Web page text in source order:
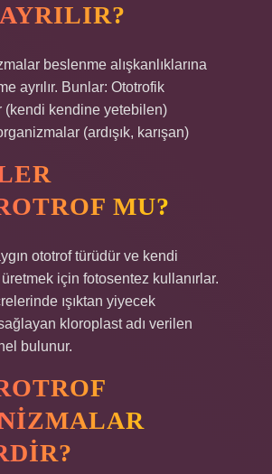
beslenme alışkanlıklarına
ayrılır. Bunlar: Ototrofik
(kendi kendine yetebilen)
(ardışık, karışan)
MU?
ototrof türüdür ve kendi
için fotosentez kullanırlar.
ışıktan yiyecek
kloroplast adı verilen
bulunur.